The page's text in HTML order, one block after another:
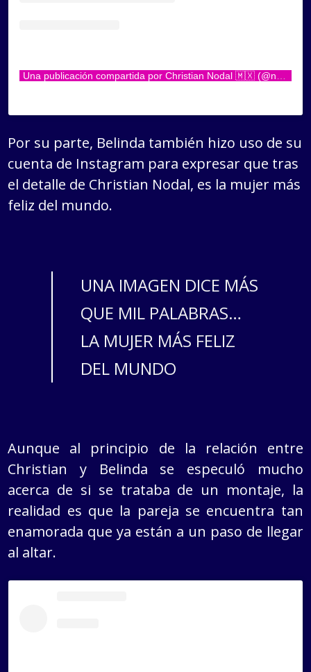
Una publicación compartida por Christian Nodal 🇲🇽 (@nodal)
Por su parte, Belinda también hizo uso de su
cuenta de Instagram para expresar que tras
el detalle de Christian Nodal, es la mujer más
feliz del mundo.
UNA IMAGEN DICE MÁS
QUE MIL PALABRAS…
LA MUJER MÁS FELIZ
DEL MUNDO
Aunque al principio de la relación entre
Christian y Belinda se especuló mucho
acerca de si se trataba de un montaje, la
realidad es que la pareja se encuentra tan
enamorada que ya están a un paso de llegar
al altar.